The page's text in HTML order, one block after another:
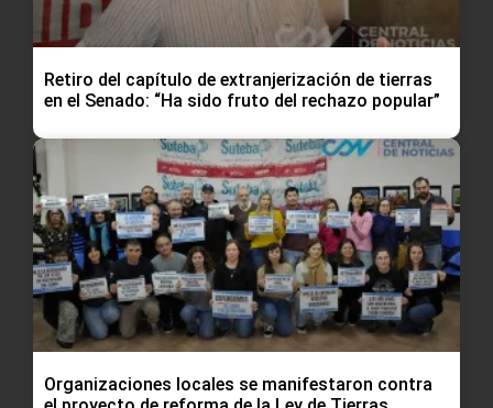
Retiro del capítulo de extranjerización de tierras
en el Senado: “Ha sido fruto del rechazo popular”
Organizaciones locales se manifestaron contra